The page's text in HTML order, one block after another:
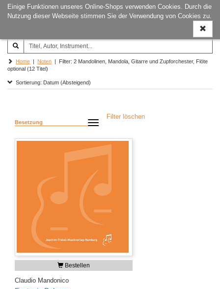
Einige Funktionen unseres Online-Shops verwenden Cookies. Durch die
Nutzung dieser Webseite stimmen Sie der Verwendung von Cookies zu.
ein-/
Joachim‐Trekel‐Musikverlag,
Hamburg
Home | Noten | Filter: 2 Mandolinen, Mandola, Gitarre und Zupforchester, Flöte
optional (12 Titel)
Sortierung: Datum (Absteigend)
Besetzung
Filter löschen
Bestellen
Claudio Mandonico